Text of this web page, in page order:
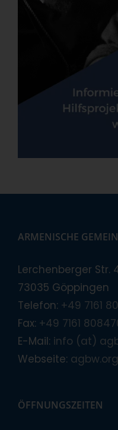
ARMENISCHE
Lerchenberger Str.
73035 Göppingen
Telefon: +49 7161
Fax: +49 7161
E-Mail: info (at)
Webseite: agbw.org
ÖFFNUNGSZEITEN